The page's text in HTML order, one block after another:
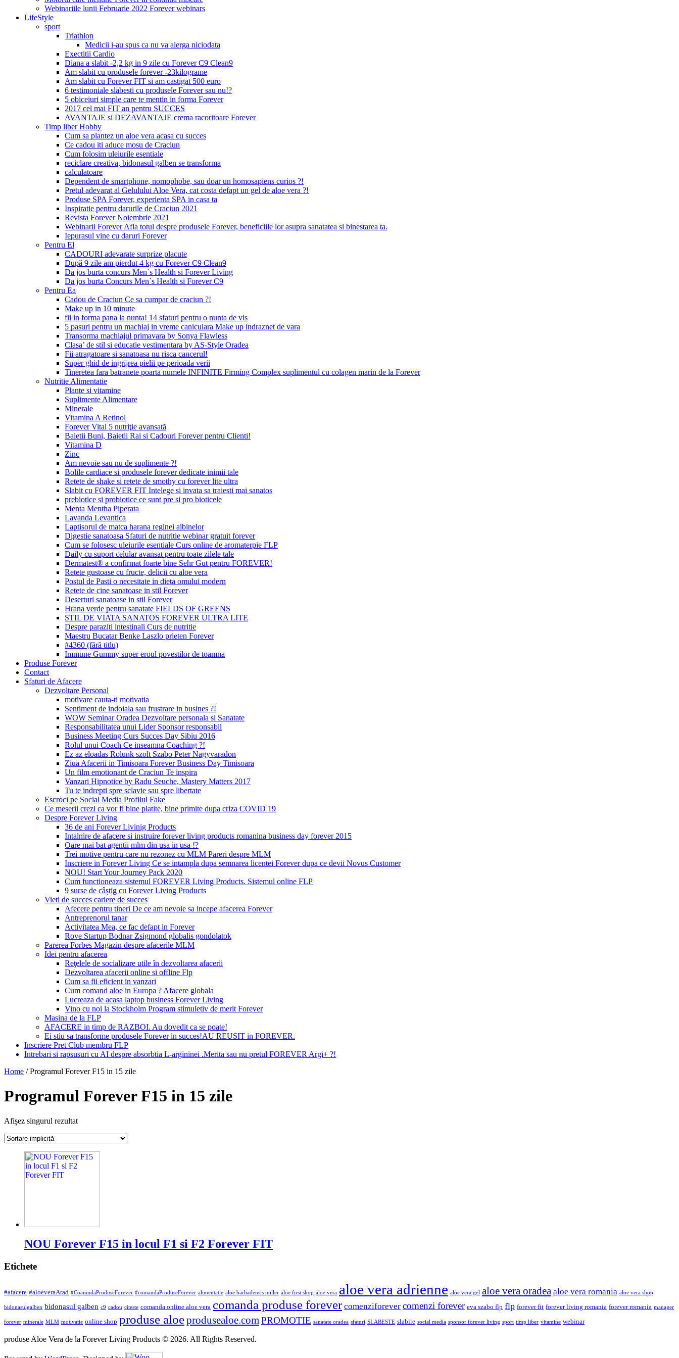
Webinariile lunii Februarie 2022 Forever webinars
LifeStyle
sport
Triathlon
Medicii i-au spus ca nu va alerga niciodata
Exectitii Cardio
Diana a slabit -2,2 kg in 9 zile cu Forever C9 Clean9
Am slabit cu produsele forever -23kilograme
Am slabit cu Forever FIT si am castigat 500 euro
6 testimoniale slabesti cu produsele Forever sau nu!?
5 obiceiuri simple care te mentin in forma Forever
2017 cel mai FIT an pentru SUCCES
AVANTAJE si DEZAVANTAJE crema racoritoare Forever
Timp liber Hobby
Cum sa plantez un aloe vera acasa cu succes
Ce cadou iti aduce mosu de Craciun
Cum folosim uleiurile esentiale
reciclare creativa, bidonasul galben se transforma
calculatoare
Dependent de smartphone, nomophobe, sau doar un homosapiens curios ?!
Pretul adevarat al Gelulului Aloe Vera, cat costa defapt un gel de aloe vera ?!
Produse SPA Forever, experienta SPA in casa ta
Inspiratie pentru darurile de Craciun 2021
Revista Forever Noiembrie 2021
Webinarii Forever Afla totul despre produsele Forever, beneficiile lor asupra sanatatea si binestarea ta.
Iepurasul vine cu daruri Forever
Pentru El
CADOURI adevarate surprize placute
După 9 zile am pierdut 4 kg cu Forever C9 Clean9
Da jos burta concurs Men`s Health si Forever Living
Da jos burta Concurs Men`s Health si Forever C9
Pentru Ea
Cadou de Craciun Ce sa cumpar de craciun ?!
Make up in 10 minute
fii in forma pana la nunta! 14 sfaturi pentru o nunta de vis
5 pasuri pentru un machiaj in vreme caniculara Make up indraznet de vara
Transorma machiajul primavara by Sonya Flawless
Clasa’ de stil si educatie vestimentara by AS-Style Oradea
Fii atragatoare si sanatoasa nu risca cancerul!
Super ghid de ingrijrea pielii pe perioada verii
Tineretea fara batranete poarta numele INFINITE Firming Complex suplimentul cu colagen marin de la Forever
Nutritie Alimentatie
Plante si vitamine
Suplimente Alimentare
Minerale
Vitamina A Retinol
Forever Vital 5 nutriţie avansată
Baietii Buni, Baietii Rai si Cadouri Forever pentru Clienti!
Vitamina D
Zinc
Am nevoie sau nu de suplimente ?!
Bolile cardiace si produsele forever dedicate inimii tale
Retete de shake si retete de smothy cu forever lite ultra
Slabit cu FOREVER FIT Intelege si invata sa traiesti mai sanatos
prebiotice si probiotice ce sunt pre si pro bioticele
Menta Mentha Piperata
Lavanda Levantica
Laptisorul de matca harana reginei albinelor
Digestie sanatoasa Sfaturi de nutritie webinar gratuit forever
Cum se folosesc uleiurile esentiale Curs online de aromaterpie FLP
Daily cu suport celular avansat pentru toate zilele tale
Dermatest® a confirmat foarte bine Sehr Gut pentru FOREVER!
Retete gustoase cu fructe, delicii cu aloe vera
Postul de Pasti o necesitate in dieta omului modern
Retete de cine sanatoase in stil Forever
Deserturi sanatoase in stil Forever
Hrana verde pentru sanatate FIELDS OF GREENS
STIL DE VIATA SANATOS FOREVER ULTRA LITE
Despre paraziti intestinali Curs de nutritie
Maestru Bucatar Benke Laszlo prieten Forever
#4360 (fără titlu)
Immune Gummy super eroul povestilor de toamna
Produse Forever
Contact
Sfaturi de Afacere
Dezvoltare Personal
motivare cauta-ti motivatia
Sentiment de indoiala sau frustrare in busines ?!
WOW Seminar Oradea Dezvoltare personala si Sanatate
Responsabilitatea unui Lider Sponsor responsabil
Business Meeting Curs Succes Day Sibiu 2016
Rolul unui Coach Ce inseamna Coaching ?!
Ez az eloadas Rolunk szolt Szabo Peter Nagyvaradon
Ziua Afacerii in Timisoara Forever Business Day Timisoara
Un film emotionant de Craciun Te inspira
Vanzari Hipnotice by Radu Seuche, Mastery Matters 2017
Tu te indrepti spre sclavie sau spre libertate
Escroci pe Social Media Profilul Fake
Ce meserii crezi ca vor fi bine platite, bine primite dupa criza COVID 19
Despre Forever Living
36 de ani Forever Livinig Products
Intalnire de afacere si instruire forever living products romanina business day forever 2015
Oare mai bat agentii mlm din usa in usa !?
Trei motive pentru care nu rezonez cu MLM Pareri despre MLM
Inscriere in Forever Living Ce se intampla dupa semnarea licentei Forever dupa ce devii Novus Customer
NOU! Start Your Journey Pack 2020
Cum functioneaza sistemul FOREVER Living Products. Sistemul online FLP
9 surse de câștig cu Forever Living Products
Vieti de succes cariere de succes
Afecere pentru tineri De ce am nevoie sa incepe afacerea Forever
Antreprenorul tanar
Activitatea Mea, ce fac defapt in Forever
Rove Startup Bodnar Zsigmond globalis gondolatok
Parerea Forbes Magazin despre afacerile MLM
Idei pentru afacerea
Reţelele de socializare utile în dezvoltarea afacerii
Dezvoltarea afacerii online si offline Flp
Cum sa fii eficient in vanzari
Cum comand aloe in Europa ? Afacere globala
Lucreaza de acasa laptop business Forever Living
Vino cu noi la Stockholm Program stimuletiv de merit Forever
Masina de la FLP
AFACERE in timp de RAZBOI. Au dovedit ca se poate!
Ei stiu sa transforme produsele Forever in succes!AU REUSIT in FOREVER.
Inscriere Pret Club membru FLP
Intrebari si rapsusuri cu AI despre absorbtia L-argininei .Merita sau nu pretul FOREVER Argi+ ?!
Home / Programul Forever F15 in 15 zile
Programul Forever F15 in 15 zile
Afișez singurul rezultat
NOU Forever F15 in locul F1 si F2 Forever FIT
Etichete
#afacere #aloeveraArad #CoamndaProduseForever #comandaProduseForever alimentatie aloe barbadensis miller aloe first shop aloe vera aloe vera adrienne aloe vera gel aloe vera oradea aloe vera romania aloe vera shop
bidonasulgalben bidonasul galben c9 cadou citeste comanda online aloe vera comanda produse forever comenziforever comenzi forever eva szabo flp flp forever fit forever living romania forever romania manager
forever minerale MLM motivatie online shop produse aloeprodusealoe.com PROMOTIE sanatate oradea sfaturi SLABESTE slabire social media sponsor forever living sport timp liber vitamine webinar
produse Aloe Vera de la Forever Living Products © 2026. All Rights Reserved.